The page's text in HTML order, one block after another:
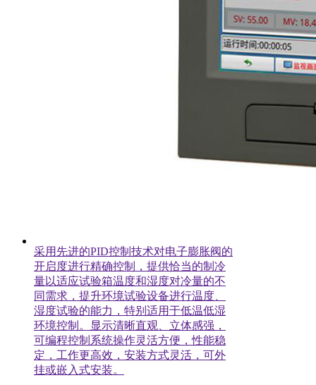
采用先进的PID控制技术对电子膨胀阀的
开启度进行精确控制，提供恰当的制冷
量以适应试验箱温度和湿度对冷量的不
同需求，提升环境试验设备进行温度、
湿度试验的能力，特别适用于低温低湿
环境控制。显示清晰直观、立体感强，
可编程控制系统操作灵活方便，性能稳
定，工作更高效，安装方式灵活，可外
挂或嵌入式安装。